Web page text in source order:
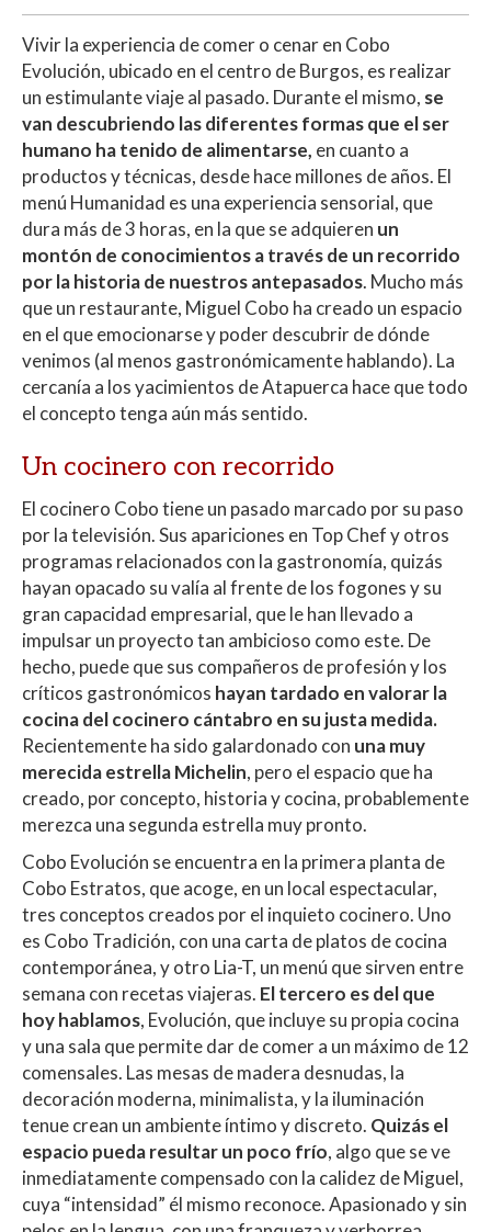
Vivir la experiencia de comer o cenar en Cobo
Evolución, ubicado en el centro de Burgos, es realizar
un estimulante viaje al pasado. Durante el mismo, se
van descubriendo las diferentes formas que el ser
humano ha tenido de alimentarse, en cuanto a
productos y técnicas, desde hace millones de años. El
menú Humanidad es una experiencia sensorial, que
dura más de 3 horas, en la que se adquieren un
montón de conocimientos a través de un recorrido
por la historia de nuestros antepasados. Mucho más
que un restaurante, Miguel Cobo ha creado un espacio
en el que emocionarse y poder descubrir de dónde
venimos (al menos gastronómicamente hablando). La
cercanía a los yacimientos de Atapuerca hace que todo
el concepto tenga aún más sentido.
Un cocinero con recorrido
El cocinero Cobo tiene un pasado marcado por su paso
por la televisión. Sus apariciones en Top Chef y otros
programas relacionados con la gastronomía, quizás
hayan opacado su valía al frente de los fogones y su
gran capacidad empresarial, que le han llevado a
impulsar un proyecto tan ambicioso como este. De
hecho, puede que sus compañeros de profesión y los
críticos gastronómicos hayan tardado en valorar la
cocina del cocinero cántabro en su justa medida.
Recientemente ha sido galardonado con una muy
merecida estrella Michelin, pero el espacio que ha
creado, por concepto, historia y cocina, probablemente
merezca una segunda estrella muy pronto.
Cobo Evolución se encuentra en la primera planta de
Cobo Estratos, que acoge, en un local espectacular,
tres conceptos creados por el inquieto cocinero. Uno
es Cobo Tradición, con una carta de platos de cocina
contemporánea, y otro Lia-T, un menú que sirven entre
semana con recetas viajeras. El tercero es del que
hoy hablamos, Evolución, que incluye su propia cocina
y una sala que permite dar de comer a un máximo de 12
comensales. Las mesas de madera desnudas, la
decoración moderna, minimalista, y la iluminación
tenue crean un ambiente íntimo y discreto. Quizás el
espacio pueda resultar un poco frío, algo que se ve
inmediatamente compensado con la calidez de Miguel,
cuya “intensidad” él mismo reconoce. Apasionado y sin